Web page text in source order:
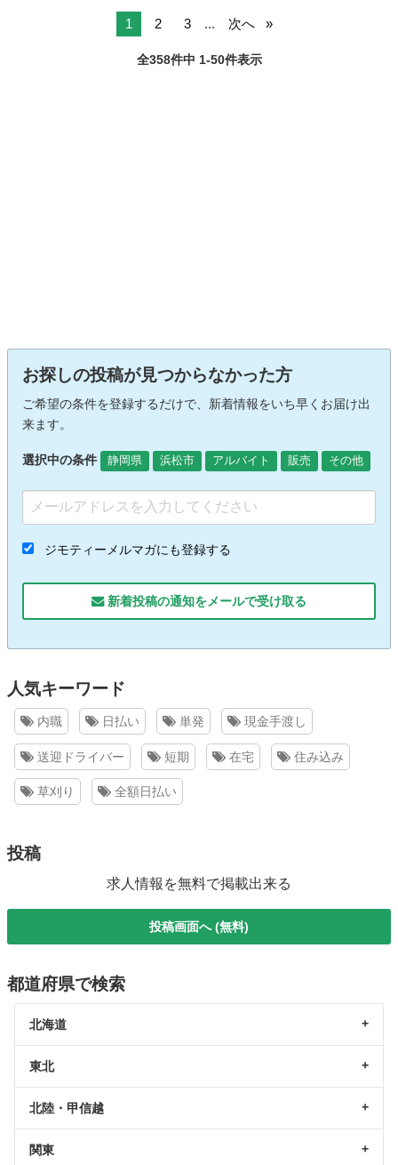
1 2 3 ... 次へ
全358件中 1-50件表示
お探しの投稿が見つからなかった方
ご希望の条件を登録するだけで、新着情報をいち早くお届け出
来ます。
選択中の条件 静岡県 浜松市 アルバイト 販売 その他
ジモティーメルマガにも登録する
新着投稿の通知をメールで受け取る
人気キーワード
内職 日払い 単発 現金手渡し
送迎ドライバー 短期 在宅 住み込み
草刈り 全額日払い
投稿
求人情報を無料で掲載出来る
投稿画面へ (無料)
都道府県で検索
北海道
東北
北陸・甲信越
関東